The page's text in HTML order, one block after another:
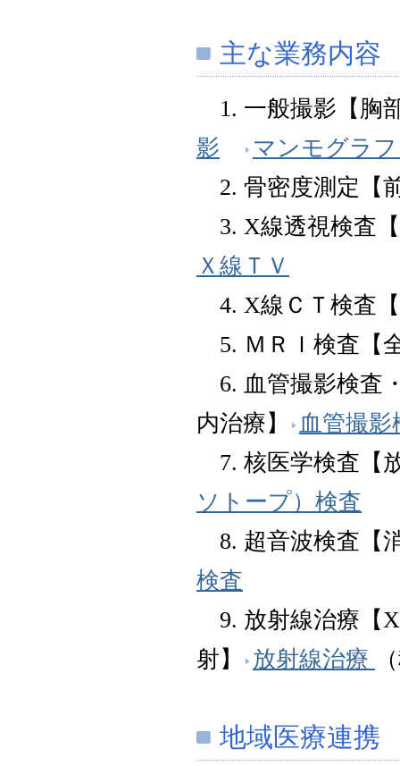
主な業務内容
1. 一般撮影【胸
影
マンモグラ
2. 骨密度測定【
3. X線透視検査
Ｘ線ＴＶ
4. X線ＣＴ検査
5. ＭＲＩ検査【
6. 血管撮影検査
内治療】
血管撮影
7. 核医学検査【
ソトープ）検査
8. 超音波検査【
検査
9. 放射線治療【
射】
放射線治療
地域医療連携